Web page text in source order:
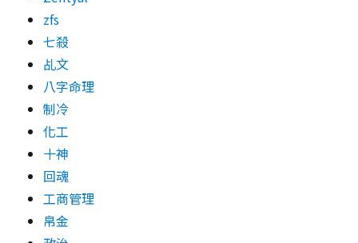
zfs
七殺
乩文
八字命理
制冷
化工
十神
回魂
工商管理
帛金